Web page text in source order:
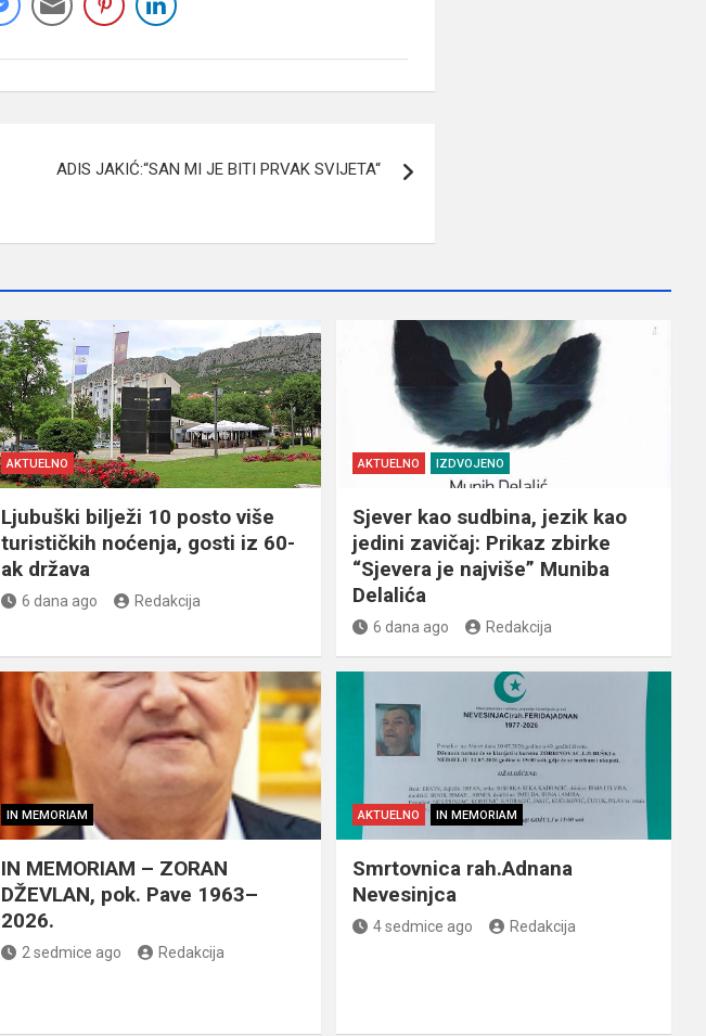
ADIS JAKIĆ:“SAN MI JE BITI PRVAK SVIJETA“
AKTUELNO
Ljubuški bilježi 10 posto više
turističkih noćenja, gosti iz 60-
ak država
6 dana ago Redakcija
AKTUELNO IZDVOJENO
Sjever kao sudbina, jezik kao
jedini zavičaj: Prikaz zbirke
“Sjevera je najviše” Muniba
Delalića
6 dana ago Redakcija
IN MEMORIAM
IN MEMORIAM – ZORAN
DŽEVLAN, pok. Pave 1963–
2026.
2 sedmice ago Redakcija
AKTUELNO IN MEMORIAM
Smrtovnica rah.Adnana
Nevesinjca
4 sedmice ago Redakcija